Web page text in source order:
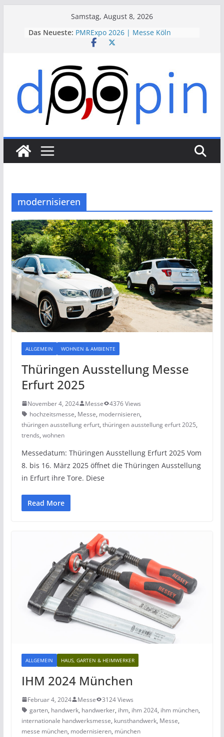
Samstag, August 8, 2026
Das Neueste: PMRExpo 2026 | Messe Köln
VdS-BrandSchutzTage 2026 |
VALVE WORLD EXPO 2026 | Messe
Düsseldorf
ESSEN MOTOR SHOW 2026 | Messe
Essen
modernisieren
ALLGEMEIN WOHNEN & AMBIENTE
Thüringen Ausstellung Messe
Erfurt 2025
November 4, 2024 Messe
4376 Views
hochzeitsmesse, Messe, modernisieren,
thüringen ausstellung erfurt, thüringen ausstellung erfurt 2025,
trends, wohnen
Messedatum: Thüringen Ausstellung Erfurt 2025 Vom
8. bis 16. März 2025 öffnet die Thüringen Ausstellung
in Erfurt ihre Tore. Diese
Read More
ALLGEMEIN HAUS, GARTEN & HEIMWERKER
IHM 2024 München
Februar 4, 2024 Messe
3124 Views
garten, handwerk, handwerker, ihm, ihm 2024, ihm münchen,
internationale handwerksmesse, kunsthandwerk, Messe,
messe münchen, modernisieren, münchen